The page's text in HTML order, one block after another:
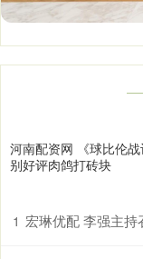
河南配资网 《球比伦
别好评肉鸽打砖块
1 宏琳优配 李强主持召开国务院常